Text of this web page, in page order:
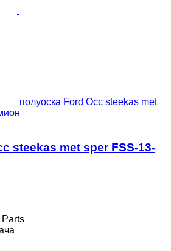
полуоска Ford Occ steekas met
steekas met sper FSS-13-